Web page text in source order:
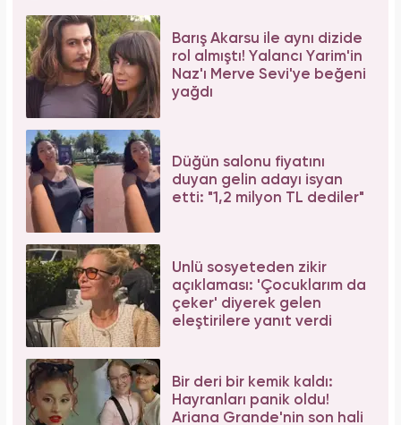
Barış Akarsu ile aynı dizide
rol almıştı! Yalancı Yarim'in
Naz'ı Merve Sevi'ye beğeni
yağdı
Düğün salonu fiyatını
duyan gelin adayı isyan
etti: "1,2 milyon TL dediler"
Ünlü sosyeteden zikir
açıklaması: 'Çocuklarım da
çeker' diyerek gelen
eleştirilere yanıt verdi
Bir deri bir kemik kaldı:
Hayranları panik oldu!
Ariana Grande'nin son hali